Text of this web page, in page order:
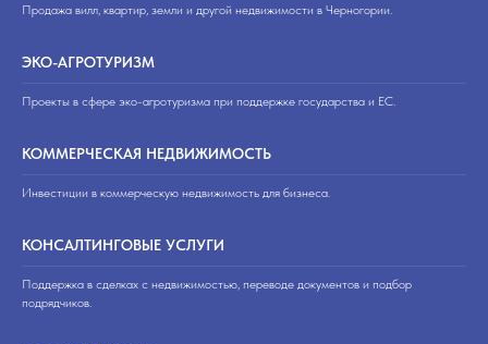
Продажа вилл, квартир, земли и другой недвижимости в Черногории.
ЭКО-АГРОТУРИЗМ
Проекты в сфере эко-агротуризма при поддержке государства и ЕС.
КОММЕРЧЕСКАЯ НЕДВИЖИМОСТЬ
Инвестиции в коммерческую недвижимость для бизнеса.
КОНСАЛТИНГОВЫЕ УСЛУГИ
Поддержка в сделках с недвижимостью, переводе документов и подбор
подрядчиков.